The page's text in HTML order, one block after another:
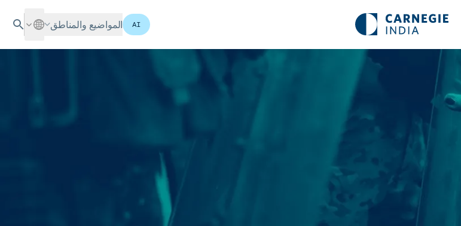
AI المواضيع والمناطق